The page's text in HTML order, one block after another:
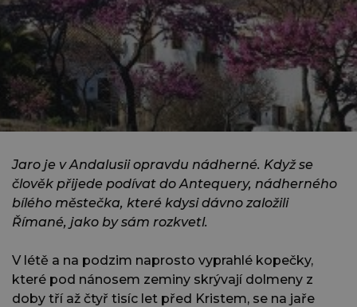
Jaro je v Andalusii opravdu nádherné. Když se
člověk přijede podívat do Antequery, nádherného
bílého městečka, které kdysi dávno založili
Římané, jako by sám rozkvetl.
V létě a na podzim naprosto vyprahlé kopečky,
které pod nánosem zeminy skrývají dolmeny z
doby tří až čtyř tisíc let před Kristem, se na jaře